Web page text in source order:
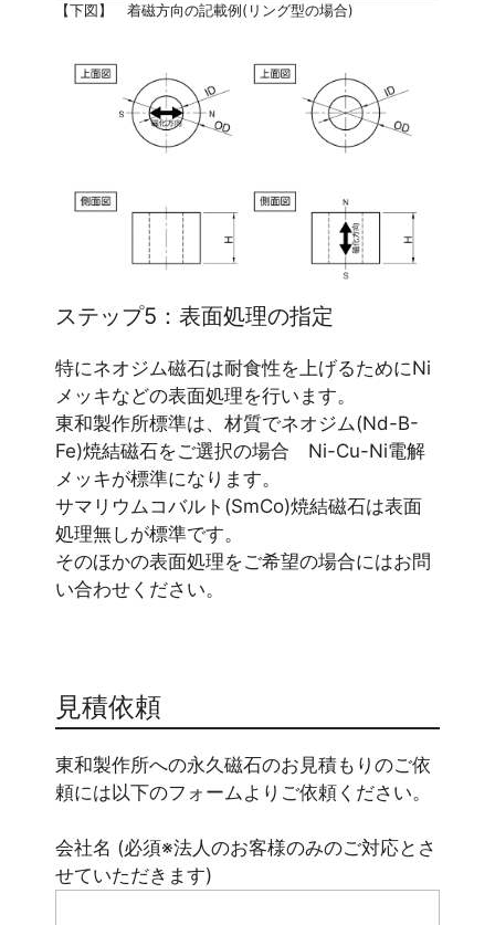
【下図】 着磁方向の記載例(リング型の場合)
ステップ5：表面処理の指定
特にネオジム磁石は耐食性を上げるためにNi
メッキなどの表面処理を行います。
東和製作所標準は、材質でネオジム(Nd-B-
Fe)焼結磁石をご選択の場合 Ni-Cu-Ni電解
メッキが標準になります。
サマリウムコバルト(SmCo)焼結磁石は表面
処理無しが標準です。
そのほかの表面処理をご希望の場合にはお問
い合わせください。
見積依頼
東和製作所への永久磁石のお見積もりのご依
頼には以下のフォームよりご依頼ください。
会社名 (必須※法人のお客様のみのご対応とさ
せていただきます)